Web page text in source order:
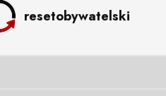
resetobywatelski